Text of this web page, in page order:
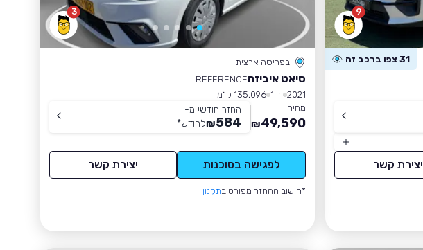
9
31 צפו ברכב זה
יצירת קשר
3
בפריסה ארצית
סיאט איביזהREFERENCE
2021 יד 1
135,096 ק״מ
מחיר
49,590
₪
החזר חודשי מ-
584
₪לחודש*
לפגישה בסוכנות יצירת קשר
*חישוב ההחזר מפורט בתקנון